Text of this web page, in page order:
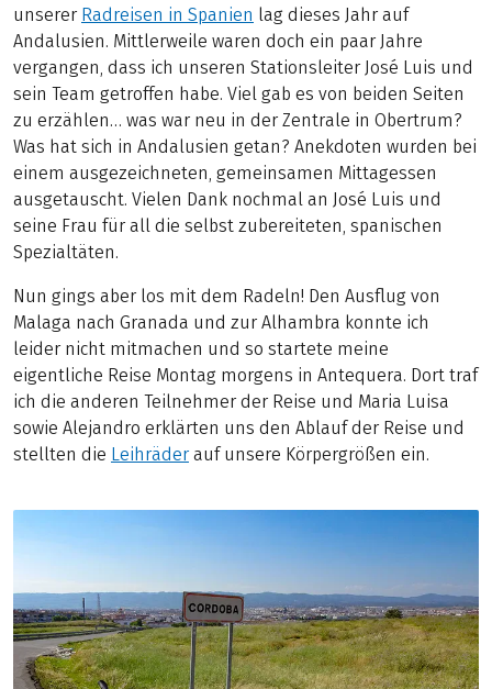
unserer Radreisen in Spanien lag dieses Jahr auf
Andalusien. Mittlerweile waren doch ein paar Jahre
vergangen, dass ich unseren Stationsleiter José Luis und
sein Team getroffen habe. Viel gab es von beiden Seiten
zu erzählen… was war neu in der Zentrale in Obertrum?
Was hat sich in Andalusien getan? Anekdoten wurden bei
einem ausgezeichneten, gemeinsamen Mittagessen
ausgetauscht. Vielen Dank nochmal an José Luis und
seine Frau für all die selbst zubereiteten, spanischen
Spezialtäten.
Nun gings aber los mit dem Radeln! Den Ausflug von
Malaga nach Granada und zur Alhambra konnte ich
leider nicht mitmachen und so startete meine
eigentliche Reise Montag morgens in Antequera. Dort traf
ich die anderen Teilnehmer der Reise und Maria Luisa
sowie Alejandro erklärten uns den Ablauf der Reise und
stellten die Leihräder auf unsere Körpergrößen ein.